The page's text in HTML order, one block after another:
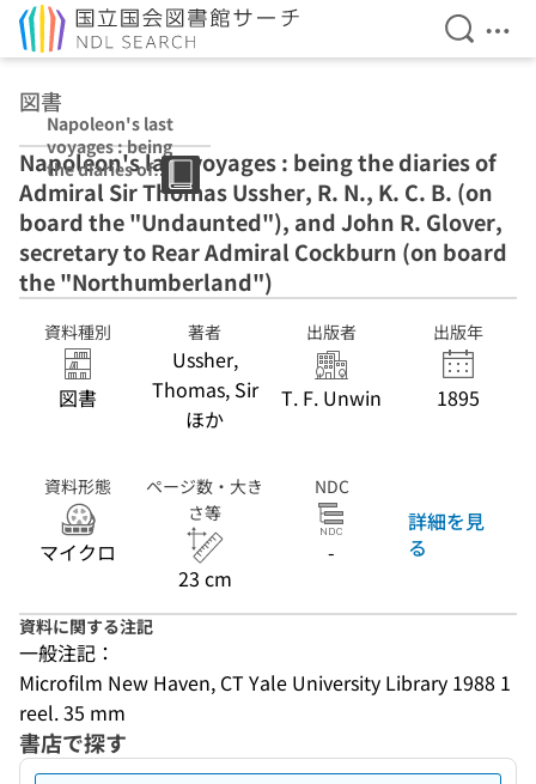
検索を
メ
図書
Napoleon's last
voyages : being
the diaries of
Admiral Sir
Thomas Ussher,
R. N., K. C. B.
(on board the
"Undaunted"),
and John R.
Glover,
secretary to
Rear Admiral
Cockburn (on
Napoleon's last voyages : being the diaries of
Admiral Sir Thomas Ussher, R. N., K. C. B. (on
board the "Undaunted"), and John R. Glover,
secretary to Rear Admiral Cockburn (on board
the "Northumberland")
資料種別
図書
著者
Ussher,
Thomas, Sir
ほか
出版者
T. F. Unwin
出版年
1895
資料形態
マイクロ
ページ数・大き
さ等
23 cm
NDC
-
詳細を見
る
資料に関する注記
一般注記：
Microfilm New Haven, CT Yale University Library 1988 1
reel. 35 mm
書店で探す